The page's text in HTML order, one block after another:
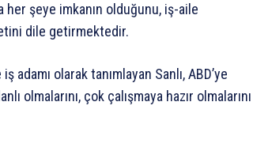
her şeye imkanın olduğunu, iş-aile
dile getirmektedir.
olarak tanımlayan Sanlı, ABD’ye
olmalarını, çok çalışmaya hazır olmalarını